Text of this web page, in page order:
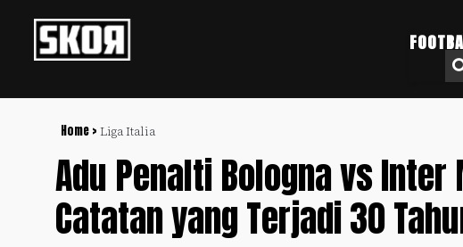
Home > Liga Italia
Adu Penalti Bologna vs
Catatan yang Terjadi 30
Football +
Culture +
Update
+
Policy
Pedoman
Pemberitaan
Media
Siber